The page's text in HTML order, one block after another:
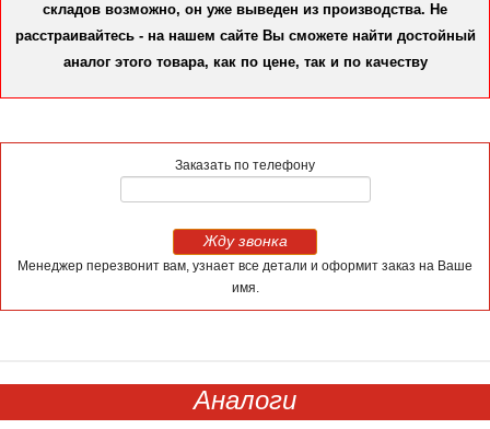
складов возможно, он уже выведен из производства. Не
расстраивайтесь - на нашем сайте Вы сможете найти достойный
аналог этого товара, как по цене, так и по качеству
Заказать по телефону
Жду звонка
Менеджер перезвонит вам, узнает все детали и оформит заказ на Ваше
имя.
Аналоги